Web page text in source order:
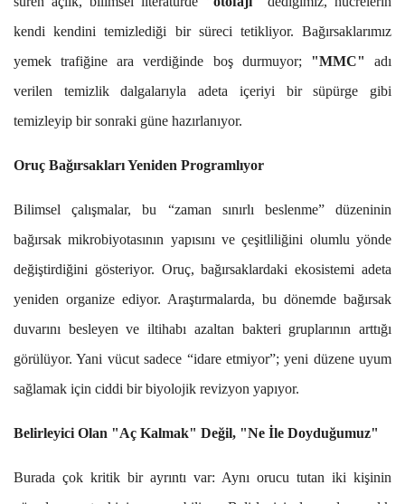
kendi kendini temizlediği bir süreci tetikliyor. Bağırsaklarımız
yemek trafiğine ara verdiğinde boş durmuyor; "MMC"
adı
verilen temizlik dalgalarıyla adeta içeriyi bir süpürge gibi
temizleyip bir sonraki güne hazırlanıyor.
Oruç Bağırsakları Yeniden Programlıyor
Bilimsel çalışmalar, bu “zaman sınırlı beslenme” düzeninin
bağırsak mikrobiyotasının yapısını ve çeşitliliğini olumlu yönde
değiştirdiğini gösteriyor. Oruç, bağırsaklardaki ekosistemi adeta
yeniden organize ediyor. Araştırmalarda, bu dönemde bağırsak
duvarını besleyen ve iltihabı azaltan bakteri gruplarının arttığı
görülüyor. Yani vücut sadece “idare etmiyor”; yeni düzene uyum
sağlamak için ciddi bir biyolojik revizyon yapıyor.
Belirleyici Olan "Aç Kalmak" Değil, "Ne İle Doyduğumuz"
Burada çok kritik bir ayrıntı var: Aynı orucu tutan iki kişinin